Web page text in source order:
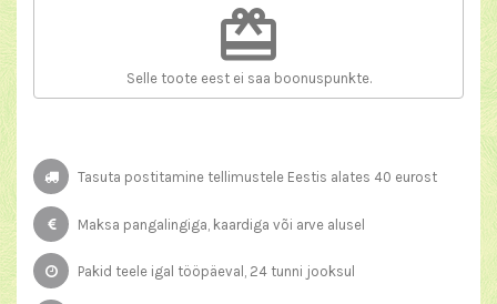
redeem
Selle toote eest ei saa boonuspunkte.
Tasuta postitamine tellimustele Eestis alates 40 eurost
Maksa pangalingiga, kaardiga või arve alusel
Pakid teele igal tööpäeval, 24 tunni jooksul